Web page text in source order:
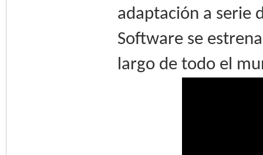
adaptación a serie
Software se
largo de todo el